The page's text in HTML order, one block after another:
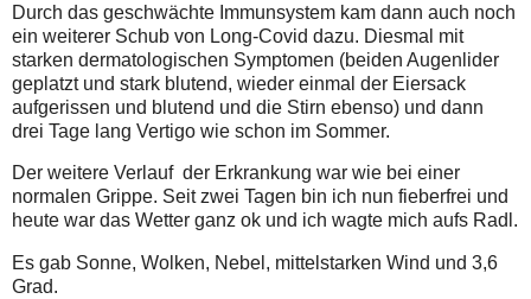
Durch das geschwächte Immunsystem kam dann auch noch
ein weiterer Schub von Long-Covid dazu. Diesmal mit
starken dermatologischen Symptomen (beiden Augenlider
geplatzt und stark blutend, wieder einmal der Eiersack
aufgerissen und blutend und die Stirn ebenso) und dann
drei Tage lang Vertigo wie schon im Sommer.
Der weitere Verlauf der Erkrankung war wie bei einer
normalen Grippe. Seit zwei Tagen bin ich nun fieberfrei und
heute war das Wetter ganz ok und ich wagte mich aufs Radl.
Es gab Sonne, Wolken, Nebel, mittelstarken Wind und 3,6
Grad.